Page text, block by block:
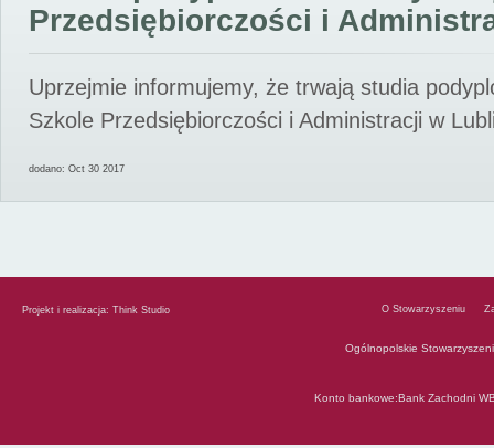
Przedsiębiorczości i
Uprzejmie informujemy, że trwają studia
Szkole Przedsiębiorczości i Administracji w
dodano: Oct 30 2017
Projekt i realizacja: Think Studio O Stowarzyszeniu
Ogólnopolskie
Konto bankowe:Bank Zachodni